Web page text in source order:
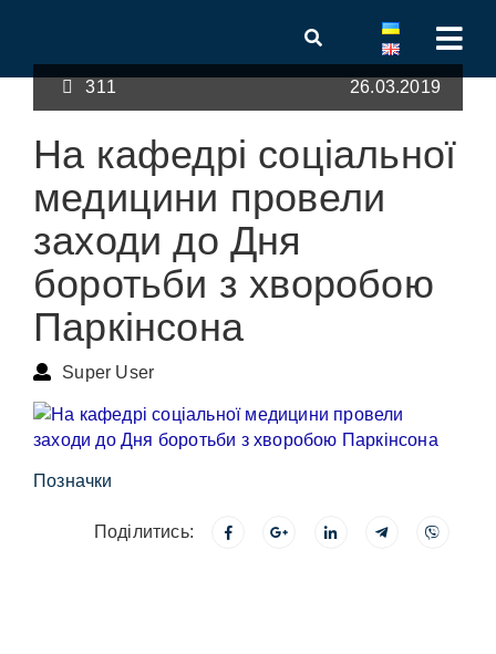
311 26.03.2019
На кафедрі соціальної
медицини провели
заходи до Дня
боротьби з хворобою
Паркінсона
Super User
Позначки
Поділитись: